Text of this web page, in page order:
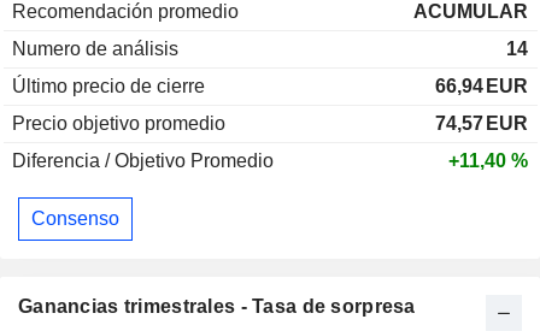
Recomendación promedio
ACUMULAR
Numero de análisis
14
Último precio de cierre
66,94 EUR
Precio objetivo promedio
74,57 EUR
Diferencia / Objetivo Promedio
+11,40 %
Consenso
Ganancias trimestrales - Tasa de sorpresa